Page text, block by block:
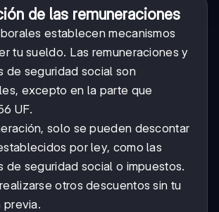
de las remuneraciones
establecen mecanismos
tu sueldo. Las remuneraciones y
de seguridad social son
excepto en la parte que
UF.
solo se pueden descontar
por ley, como las
de seguridad social o impuestos.
otros descuentos sin tu
previa.